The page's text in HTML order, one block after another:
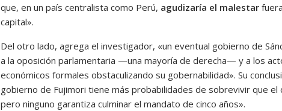
que, en un país centralista como Perú, agudizaría el malestar
capital».
Del otro lado, agrega el investigador, «un eventual gobierno de
a la oposición parlamentaria —una mayoría de derecha— y a los
económicos formales obstaculizando su gobernabilidad». Su
gobierno de Fujimori tiene más probabilidades de sobrevivir que el
pero ninguno garantiza culminar el mandato de cinco años».